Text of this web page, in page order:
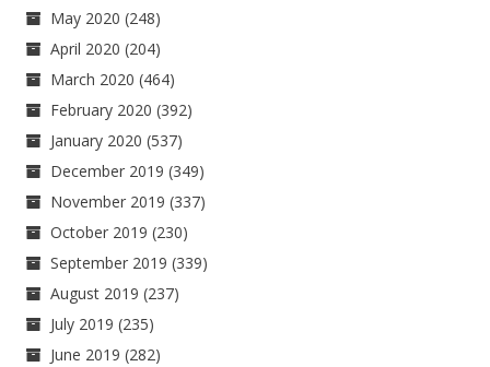
May 2020 (248)
April 2020 (204)
March 2020 (464)
February 2020 (392)
January 2020 (537)
December 2019 (349)
November 2019 (337)
October 2019 (230)
September 2019 (339)
August 2019 (237)
July 2019 (235)
June 2019 (282)